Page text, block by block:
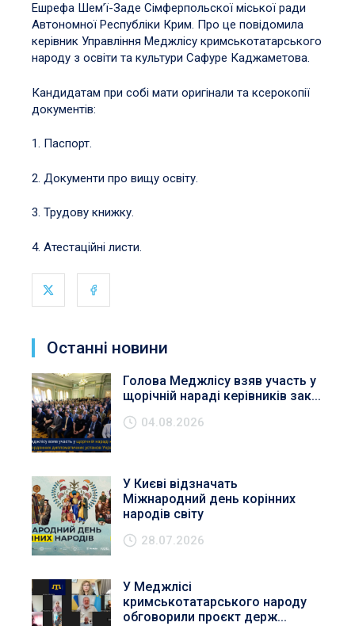
Ешрефа Шем’ї-Заде Сімферпольскої міської ради
Автономної Республіки Крим. Про це повідомила
керівник Управління Меджлісу кримськотатарського
народу з освіти та культури Сафуре Каджаметова.
Кандидатам при собі мати оригінали та ксерокопії
документів:
1. Паспорт.
2. Документи про вищу освіту.
3. Трудову книжку.
4. Атестаційні листи.
Останні новини
Голова Меджлісу взяв участь у
щорічній нараді керівників зак...
04.08.2026
У Києві відзначать
Міжнародний день корінних
народів світу
28.07.2026
У Меджлісі
кримськотатарського народу
обговорили проєкт держ...